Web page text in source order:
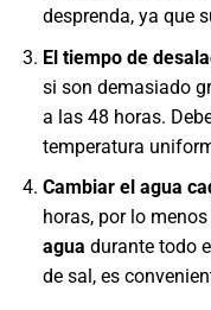
desprenda, ya que
El tiempo de
si son demasiado
a las 48 horas.
temperatura
Cambiar el agua
horas, por lo
agua durante todo
de sal, es